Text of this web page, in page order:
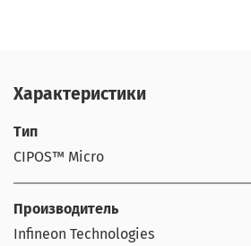
Характеристики
Тип
CIPOS™ Micro
Производитель
Infineon Technologies